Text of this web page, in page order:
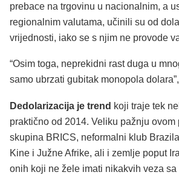
prebace na trgovinu u nacionalnim, a
regionalnim valutama, učinili su od
vrijednosti, iako se s njim ne provode
“Osim toga, neprekidni rast duga u
samo ubrzati gubitak monopola
Dedolarizacija je trend koji traje tek
praktično od 2014. Veliku pažnju
skupina BRICS, neformalni klub
Kine i Južne Afrike, ali i zemlje poput
onih koji ne žele imati nikakvih veza